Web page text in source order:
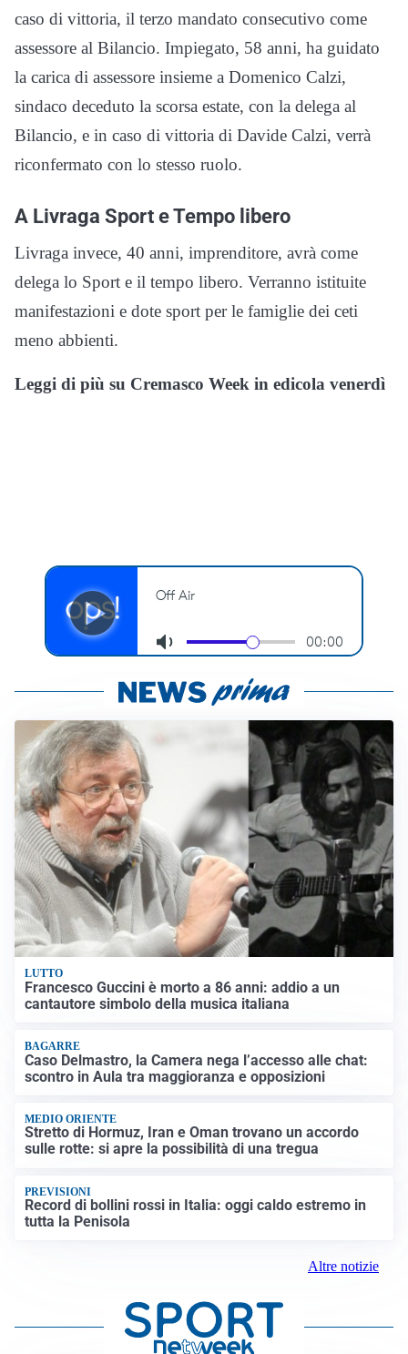
caso di vittoria, il terzo mandato consecutivo come
assessore al Bilancio. Impiegato, 58 anni, ha guidato
la carica di assessore insieme a Domenico Calzi,
sindaco deceduto la scorsa estate, con la delega al
Bilancio, e in caso di vittoria di Davide Calzi, verrà
riconfermato con lo stesso ruolo.
A Livraga Sport e Tempo libero
Livraga invece, 40 anni, imprenditore, avrà come
delega lo Sport e il tempo libero. Verranno istituite
manifestazioni e dote sport per le famiglie dei ceti
meno abbienti.
Leggi di più su Cremasco Week in edicola venerdì
LUTTO
Francesco Guccini è morto a 86 anni: addio a un
cantautore simbolo della musica italiana
BAGARRE
Caso Delmastro, la Camera nega l’accesso alle chat:
scontro in Aula tra maggioranza e opposizioni
MEDIO ORIENTE
Stretto di Hormuz, Iran e Oman trovano un accordo
sulle rotte: si apre la possibilità di una tregua
PREVISIONI
Record di bollini rossi in Italia: oggi caldo estremo in
tutta la Penisola
Altre notizie